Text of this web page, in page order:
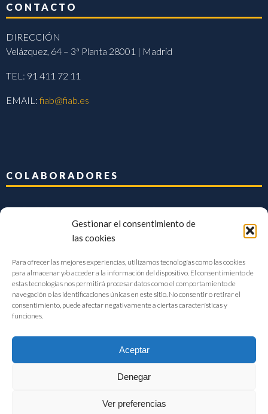
Gestionar el consentimiento de
las cookies
Para ofrecer las mejores experiencias, utilizamos tecnologías como las cookies
para almacenar y/o acceder a la información del dispositivo. El consentimiento de
estas tecnologías nos permitirá procesar datos como el comportamiento de
navegación o las identificaciones únicas en este sitio. No consentir o retirar el
consentimiento, puede afectar negativamente a ciertas características y
funciones.
Aceptar
Denegar
Ver preferencias
CONTACTO
DIRECCIÓN
Velázquez, 64 – 3ª Planta 28001 | Madrid
TEL: 91 411 72 11
EMAIL:fiab@fiab.es
COLABORADORES
FIAB Federación Española de Industrias de la Alimentación y Bebidas